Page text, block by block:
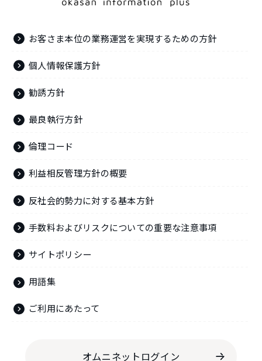
お客さま本位の業務運営を実現するための方針
個人情報保護方針
勧誘方針
最良執行方針
倫理コード
利益相反管理方針の概要
反社会的勢力に対する基本方針
手数料およびリスクについての重要な注意事項
サイトポリシー
用語集
ご利用にあたって
オムニネットログイン